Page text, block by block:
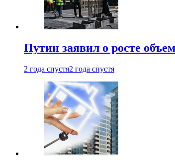
Путин заявил о росте
2 года спустя2 года спустя